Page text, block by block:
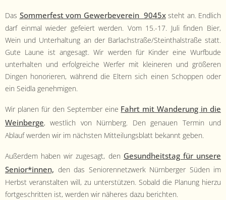
Das Som­mer­fest vom Gewer­bev­ere­in 9045xste­ht an. Endlich
darf ein­mal wieder gefeiert wer­den. Vom 15.-17. Juli find­en Bier,
Wein und Unter­hal­tung an der Barlachstraße/Steinthalstraße statt.
Gute Laune ist ange­sagt. Wir wer­den für Kinder eine Wurf­bude
unter­hal­ten und erfol­gre­iche Wer­fer mit kleineren und größeren
Din­gen hon­ori­eren, während die Eltern sich einen Schop­pen oder
ein Sei­d­la genehmigen.
Wir pla­nen für den Sep­tem­ber eine Fahrt mit Wan­derung in die
Wein­berge, west­lich von Nürn­berg. Den genauen Ter­min und
Ablauf wer­den wir im näch­sten Mit­teilungs­blatt bekan­nt geben.
Außer­dem haben wir zuge­sagt, den Gesund­heit­stag für unsere
Senior*innen, den das Senioren­net­zw­erk Nürn­berg­er Süden im
Herb­st ver­anstal­ten will, zu unter­stützen. Sobald die Pla­nung hierzu
fort­geschrit­ten ist, wer­den wir näheres dazu berichten.